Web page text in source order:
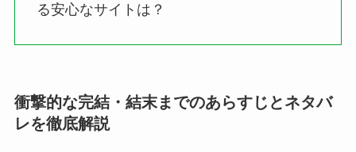
る安心なサイトは？
衝撃的な完結・結末までのあらすじとネタバ
レを徹底解説